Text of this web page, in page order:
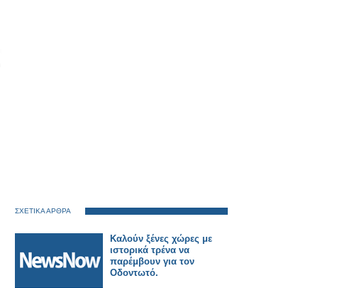
ΣΧΕΤΙΚΑ ΑΡΘΡΑ
Καλούν ξένες χώρες με
ιστορικά τρένα να
παρέμβουν για τον
Οδοντωτό.